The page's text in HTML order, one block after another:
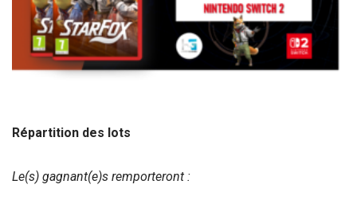
Répartition des lots
Le(s) gagnant(e)s remporteront :